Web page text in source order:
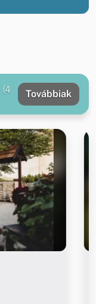
(4
Továbbiak